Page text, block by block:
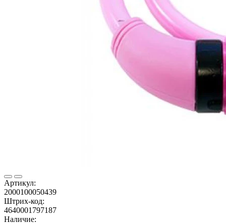
Артикул:
2000100050439
Штрих-код:
4640001797187
Наличие: